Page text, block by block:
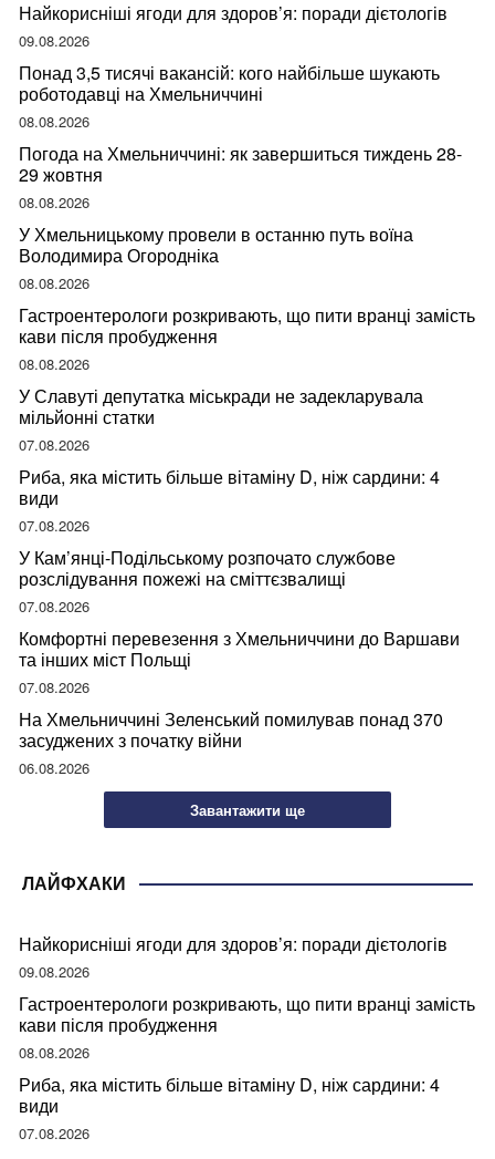
Найкорисніші ягоди для здоров’я: поради дієтологів
09.08.2026
Понад 3,5 тисячі вакансій: кого найбільше шукають
роботодавці на Хмельниччині
08.08.2026
Погода на Хмельниччині: як завершиться тиждень 28-
29 жовтня
08.08.2026
У Хмельницькому провели в останню путь воїна
Володимира Огородніка
08.08.2026
Гастроентерологи розкривають, що пити вранці замість
кави після пробудження
08.08.2026
У Славуті депутатка міськради не задекларувала
мільйонні статки
07.08.2026
Риба, яка містить більше вітаміну D, ніж сардини: 4
види
07.08.2026
У Кам’янці-Подільському розпочато службове
розслідування пожежі на сміттєзвалищі
07.08.2026
Комфортні перевезення з Хмельниччини до Варшави
та інших міст Польщі
07.08.2026
На Хмельниччині Зеленський помилував понад 370
засуджених з початку війни
06.08.2026
Завантажити ще
ЛАЙФХАКИ
Найкорисніші ягоди для здоров’я: поради дієтологів
09.08.2026
Гастроентерологи розкривають, що пити вранці замість
кави після пробудження
08.08.2026
Риба, яка містить більше вітаміну D, ніж сардини: 4
види
07.08.2026